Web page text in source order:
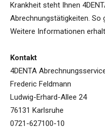
Krankheit steht Ihnen
Abrechnungstätigkeiten. So
Weitere Informationen
Kontakt
4DENTA
Frederic Feldmann
Ludwig-Erhard-Allee 24
76131 Karlsruhe
0721-627100-10